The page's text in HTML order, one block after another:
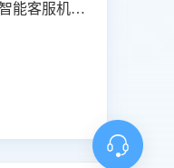
抖音-自动发送视频消息-[智能客服机器人]